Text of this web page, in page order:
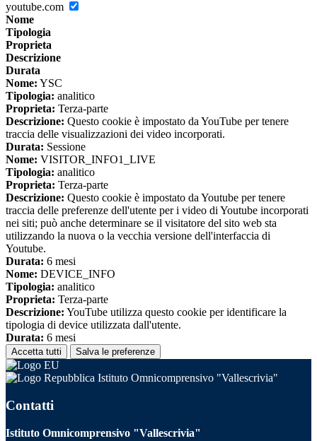
youtube.com
Nome
Tipologia
Proprieta
Descrizione
Durata
Nome: YSC
Tipologia: analitico
Proprieta: Terza-parte
Descrizione: Questo cookie è impostato da YouTube per tenere
traccia delle visualizzazioni dei video incorporati.
Durata: Sessione
Nome: VISITOR_INFO1_LIVE
Tipologia: analitico
Proprieta: Terza-parte
Descrizione: Questo cookie è impostato da Youtube per tenere
traccia delle preferenze dell'utente per i video di Youtube incorporati
nei siti; può anche determinare se il visitatore del sito web sta
utilizzando la nuova o la vecchia versione dell'interfaccia di
Youtube.
Durata: 6 mesi
Nome: DEVICE_INFO
Tipologia: analitico
Proprieta: Terza-parte
Descrizione: YouTube utilizza questo cookie per identificare la
tipologia di device utilizzata dall'utente.
Durata: 6 mesi
Accetta tutti Salva le preferenze
Istituto Omnicomprensivo "Vallescrivia"
Contatti
Istituto Omnicomprensivo "Vallescrivia"